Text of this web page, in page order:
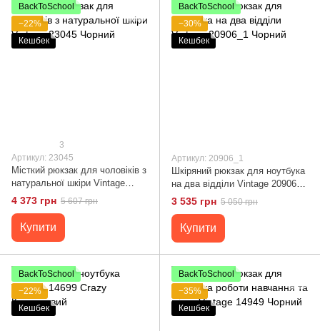
BackToSchool
−22%
Кешбек
3
Артикул: 23045
Місткий рюкзак для чоловіків з
натуральної шкіри Vintage
23045 Чорний
4 373 грн 5 607 грн
Купити
BackToSchool
−30%
Кешбек
Артикул: 20906_1
Шкіряний рюкзак для ноутбука
на два відділи Vintage 20906_1
Чорний
3 535 грн 5 050 грн
Купити
BackToSchool
−22%
Кешбек
BackToSchool
−35%
Кешбек